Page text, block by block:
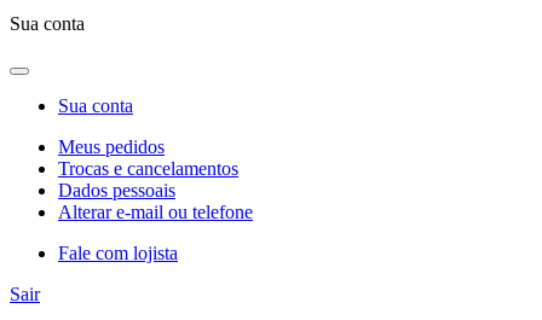
Sua conta
Sua conta
Meus pedidos
Trocas e cancelamentos
Dados pessoais
Alterar e-mail ou telefone
Fale com lojista
Sair